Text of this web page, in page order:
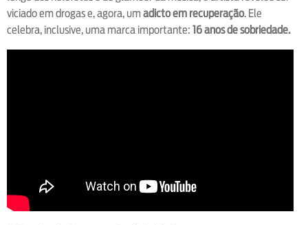
viciado em drogas e, agora, umadicto em recuperação. Ele
celebra, inclusive, uma marca importante: 16 anos de sobriedade.